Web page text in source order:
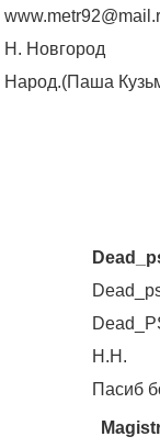
Н. Новгород
Народ.(Паша
Н.Н.
Пасиб